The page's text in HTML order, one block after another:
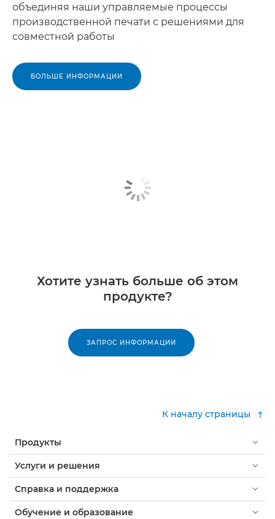
объединяя наши управляемые процессы
производственной печати с решениями для
совместной работы
БОЛЬШЕ ИНФОРМАЦИИ
Хотите узнать больше об этом
продукте?
ЗАПРОС ИНФОРМАЦИИ
К началу страницы
Продукты
Услуги и решения
Справка и поддержка
Обучение и образование